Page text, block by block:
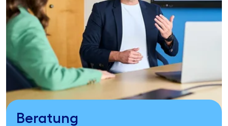
Beratung